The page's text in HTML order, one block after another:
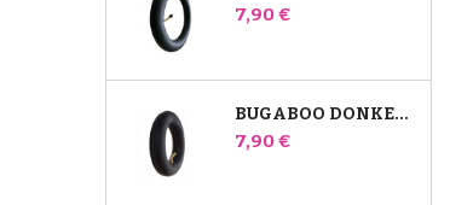
Hinta
7,90 €
BUGABOO DONKEY RATTAIDEN ETUILMAKAMMIO
Hinta
7,90 €